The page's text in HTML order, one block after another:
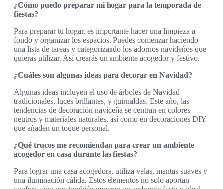
¿Cómo puedo preparar mi hogar para la temporada de
fiestas?
Para preparar tu hogar, es importante hacer una limpieza a
fondo y organizar los espacios. Puedes comenzar haciendo
una lista de tareas y categorizando los adornos navideños que
quieras utilizar. Así crearás un ambiente acogedor y festivo.
¿Cuáles son algunas ideas para decorar en Navidad?
Algunas ideas incluyen el uso de árboles de Navidad
tradicionales, luces brillantes, y guirnaldas. Este año, las
tendencias de decoración navideña se centran en colores
neutros y materiales naturales, así como en decoraciones DIY
que añaden un toque personal.
¿Qué trucos me recomiendan para crear un ambiente
acogedor en casa durante las fiestas?
Para lograr una casa acogedora, utiliza velas, mantas suaves y
una iluminación cálida. Estos elementos no solo aportan